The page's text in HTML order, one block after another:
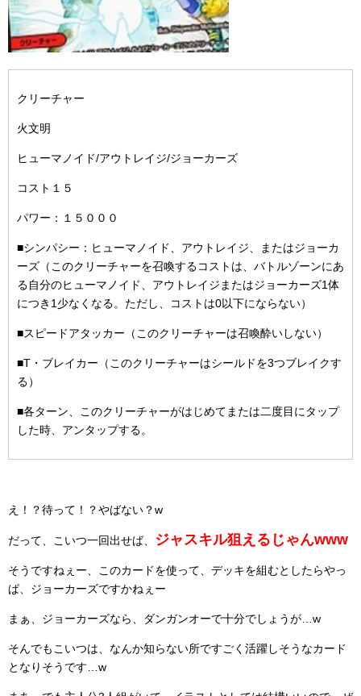
クリーチャー
火文明
ヒューマノイド/アウトレイジ/ジョーカーズ
コスト１５
パワー：１５０００
■シンパシー：ヒューマノイド、アウトレイジ、またはジョーカ
ーズ（このクリーチャーを召喚するコストは、バトルゾーンにあ
る自分のヒューマノイド、アウトレイジまたはジョーカーズ1体
につき1少なくなる。ただし、コストは0以下にならない）
■スピードアタッカー（このクリーチャーは召喚酔いしない）
■T・ブレイカー（このクリーチャーはシールドを3つブレイクす
る）
■各ターン、このクリーチャーがはじめてまたは二度目にタップ
した時、アンタップする。
え！？待って！？やばない？w
だって、こいつ一回出せば、 ジャスキル狙えるじゃんwww
そうですねぇー、このカードを使って、デッキを組むとしたらやっ
ぱ、ジョーカーズですかねぇー
まぁ、ジョーカーズなら、ダンガンオーで十分でしょうが…w
そんでもこいつは、なんか知らない所ですごく活躍しそうなカード
となりそうです…w